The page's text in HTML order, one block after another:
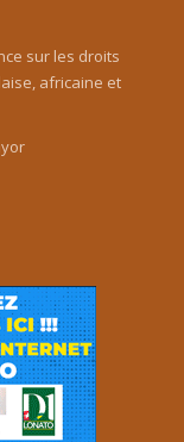
sur les droits
africaine et